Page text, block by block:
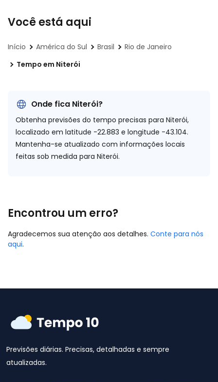
Você está aqui
Início América do Sul Brasil
Rio de Janeiro
Tempo em Niterói
Onde fica Niterói?
Obtenha previsões do tempo precisas para Niterói,
localizado em latitude -22.883 e longitude -43.104.
Mantenha-se atualizado com informações locais
feitas sob medida para Niterói.
Encontrou um erro?
Agradecemos sua atenção aos detalhes. Conte para nós
aqui.
Previsões diárias. Precisas, detalhadas e sempre
atualizadas.